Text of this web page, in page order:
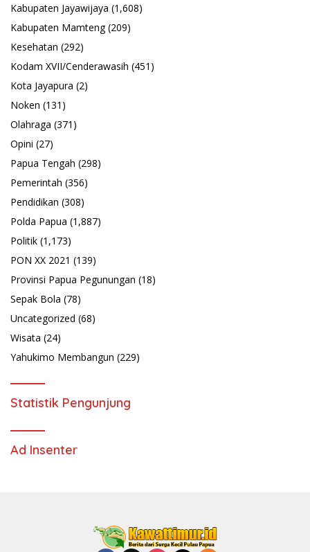
Kabupaten Jayawijaya (1,608)
Kabupaten Mamteng(209)
Kesehatan (292)
Kodam XVII/Cenderawasih (451)
Kota Jayapura (2)
Noken (131)
Olahraga (371)
Opini (27)
Papua Tengah (298)
Pemerintah (356)
Pendidikan (308)
Polda Papua (1,887)
Politik (1,173)
PON XX 2021 (139)
Provinsi Papua Pegunungan (18)
Sepak Bola (78)
Uncategorized (68)
Wisata (24)
Yahukimo Membangun (229)
Statistik Pengunjung
Ad Insenter